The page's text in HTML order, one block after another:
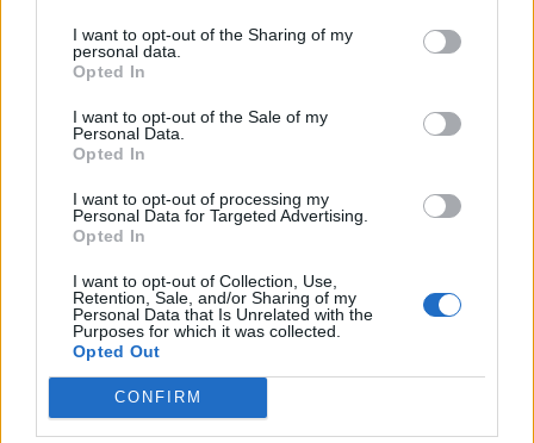
I want to opt-out of the Sharing of my
personal data.
Opted In
I want to opt-out of the Sale of my
Personal Data.
Opted In
I want to opt-out of processing my
Personal Data for Targeted Advertising.
Opted In
I want to opt-out of Collection, Use,
Retention, Sale, and/or Sharing of my
Personal Data that Is Unrelated with the
Purposes for which it was collected.
Opted Out
CONFIRM
ARTICLES RELACIONATS
Viladecans en el tram decisiu de la lliga
maig 9, 2026
El Cantaires guanya al Serrallo a un rival
directe i recupera les opcions d’ascens